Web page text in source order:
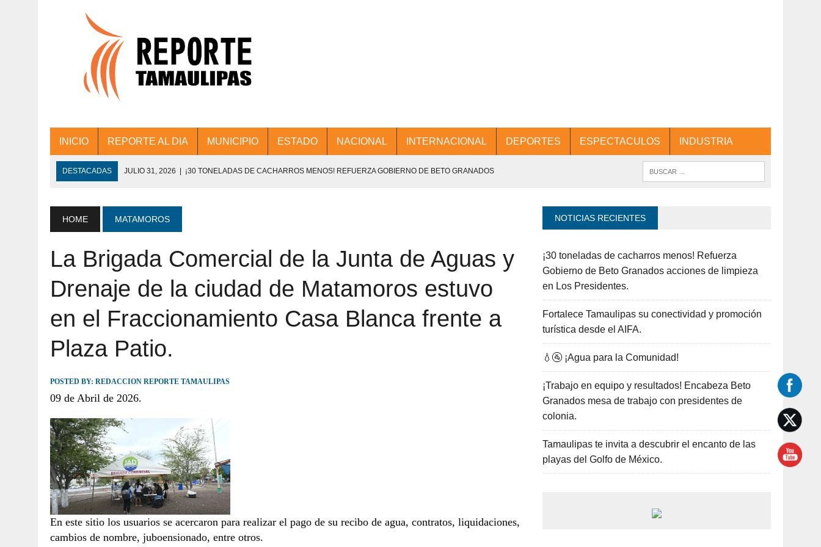
INICIO REPORTE AL DIA MUNICIPIO ESTADO NACIONAL INTERNACIONAL DEPORTES ESPECTACULOS INDUSTRIA
DESTACADAS JULIO 31, 2026 | ¡30 TONELADAS DE CACHARROS MENOS! REFUERZA GOBIERNO DE BETO GRANADOS
JULIO 30, 2026 | 💧🚰 ¡AGUA PARA LA COMUNIDAD!
JULIO 30, 2026 ¡TRABAJO EN EQUIPO Y RESULTADOS! ENCABEZA BETO GRANADOS MESA DE TRABAJO CON PRESIDENTES
JULIO 30, 2026 | TAMAULIPAS TE INVITA A DESCUBRIR EL ENCANTO DE LAS PLAYAS DEL GOLFO DE MÉXICO.
HOME MATAMOROS
La Brigada Comercial de la Junta de Aguas y
Drenaje de la ciudad de Matamoros estuvo
en el Fraccionamiento Casa Blanca frente a
Plaza Patio.
POSTED BY: REDACCION REPORTE TAMAULIPAS
09 de Abril de 2026.
En este sitio los usuarios se acercaron para realizar el pago de su recibo de agua, contratos, liquidaciones,
cambios de nombre, juboensionado, entre otros.
NOTICIAS RECIENTES
¡30 toneladas de cacharros menos! Refuerza
Gobierno de Beto Granados acciones de limpieza
en Los Presidentes.
Fortalece Tamaulipas su conectividad y promoción
turística desde el AIFA.
💧🚰 ¡Agua para la Comunidad!
¡Trabajo en equipo y resultados! Encabeza Beto
Granados mesa de trabajo con presidentes de
colonia.
Tamaulipas te invita a descubrir el encanto de las
playas del Golfo de México.